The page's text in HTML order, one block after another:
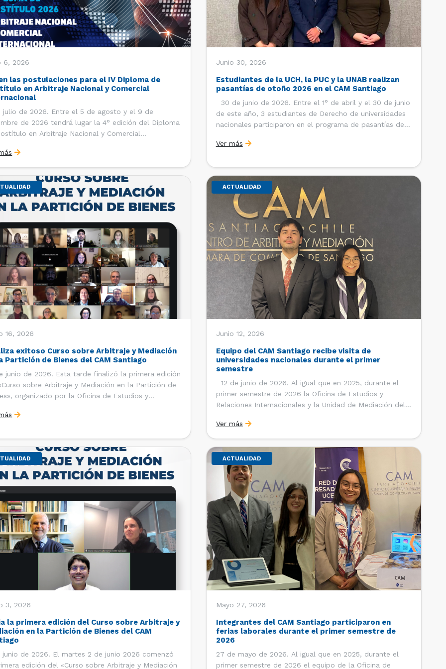
6, 2026
las postulaciones para el IV Diploma de
en Arbitraje Nacional y Comercial
julio de 2026. Entre el 5 de agosto y el 9 de
de 2026 tendrá lugar la 4° edición del Diploma
en Arbitraje Nacional y Comercial
Internacional de la Facultad de Derecho de la
de Chile y […]
Junio 30, 2026
Estudiantes de la UCH, la PUC y la UNAB realizan
pasantías de otoño 2026 en el CAM Santiago
30 de junio de 2026. Entre el 1° de abril y el 30 de junio
de este año, 3 estudiantes de Derecho de universidades
nacionales participaron en el programa de pasantías del
Comercio de Santiago (CCS). Así, se realizaron […]
Ver más
16, 2026
exitoso Curso sobre Arbitraje y Mediación
Partición de Bienes del CAM Santiago
junio de 2026. Esta tarde finalizó la primera edición
sobre Arbitraje y Mediación en la Partición de
organizado por la Oficina de Estudios y
(CAM) de la Cámara de Comercio de Santiago
ACTUALIDAD
Junio 12, 2026
Equipo del CAM Santiago recibe visita de
universidades nacionales durante el primer
semestre
12 de junio de 2026. Al igual que en 2025, durante el
primer semestre de 2026 la Oficina de Estudios y
Relaciones Internacionales y la Unidad de Mediación del
Comercio de Santiago (CCS) han recibido la visita de
estudiantes de […]
Ver más
3, 2026
la primera edición del Curso sobre Arbitraje y
en la Partición de Bienes del CAM
junio de 2026. El martes 2 de junio 2026 comenzó
edición del «Curso sobre Arbitraje y Mediación
ACTUALIDAD
Mayo 27, 2026
Integrantes del CAM Santiago participaron en
ferias laborales durante el primer semestre de
2026
27 de mayo de 2026. Al igual que en 2025, durante el
primer semestre de 2026 el equipo de la Oficina de